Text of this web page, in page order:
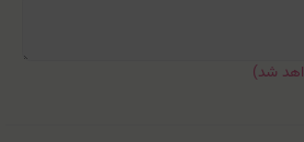
شد)